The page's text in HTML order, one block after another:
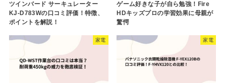
ツインバード サーキュレーター
KJ-D783Wの口コミ評価！特徴、
ポイントを解説！
ゲーム好きな子が自ら勉強！Fire
HDキッズプロの学習効果に母親が
驚愕
家電 家電